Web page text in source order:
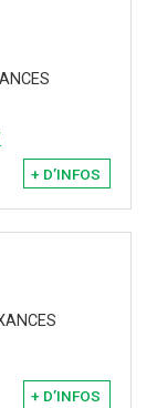
+ D’INFOS
+ D’INFOS